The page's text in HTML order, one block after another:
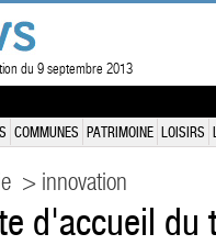
du 9 septembre 2013
COMMUNES PATRIMOINE LOISIRS
> innovation
d'accueil du